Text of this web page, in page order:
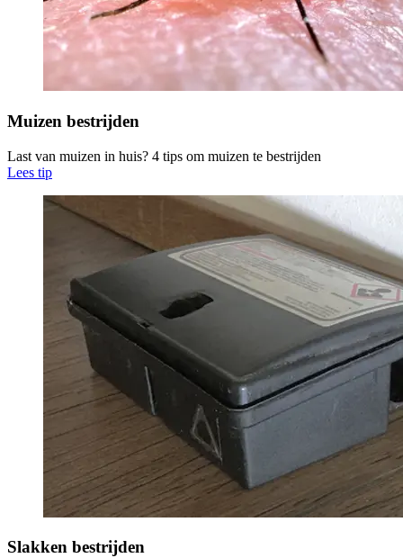
Muizen bestrijden
Last van muizen in huis? 4 tips om muizen te bestrijden
Lees tip
Slakken bestrijden